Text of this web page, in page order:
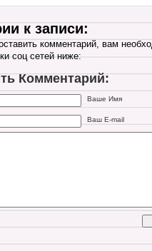
к записи:
комментарий, вам
соц сетей ниже:
Комментарий:
Ваше Имя
Ваш E-mail